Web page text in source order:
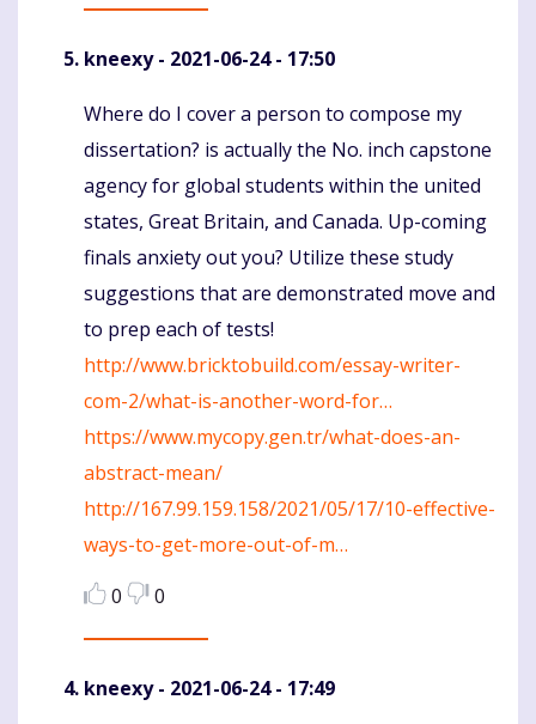
kneexy- 2021-06-24 - 17:50
Komentaras
Where do I cover a person to compose my
dissertation? is actually the No. inch capstone
agency for global students within the united
states, Great Britain, and Canada. Up-coming
finals anxiety out you? Utilize these study
suggestions that are demonstrated move and
to prep each of tests!
http://www.bricktobuild.com/essay-writer-
com-2/what-is-another-word-for…
https://www.mycopy.gen.tr/what-does-an-
abstract-mean/
http://167.99.159.158/2021/05/17/10-effective-
ways-to-get-more-out-of-m…
0
0
kneexy- 2021-06-24 - 17:49